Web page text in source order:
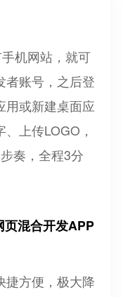
机网站，就可
者账号，之后登
用或新建桌面应
上传LOGO，
奏，全程3分
页混合开发APP
捷方便，极大降